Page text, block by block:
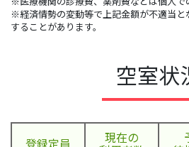
※経済情勢の変動等で上記金額が不適当
することがあります。
空室状
現在の